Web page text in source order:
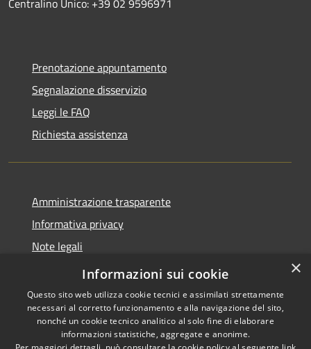
Centralino Unico: +39 02 9596971
Prenotazione appuntamento
Segnalazione disservizio
Leggi le FAQ
Richiesta assistenza
Amministrazione trasparente
Informativa privacy
Note legali
Dichiarazione di accessibilità
Copyright © 2026 • Comune di
×
Informazioni sui cookie
Questo sito web utilizza cookie tecnici e assimilati strettamente
necessari al corretto funzionamento e alla navigazione del sito,
nonché un cookie tecnico analitico al solo fine di elaborare
informazioni statistiche, aggregate e anonime.